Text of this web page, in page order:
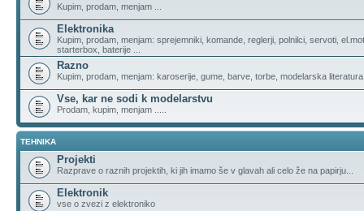
Kupim, prodam, menjam ...
Elektronika
Kupim, prodam, menjam: sprejemniki, komande, reglerji, polnilci, servoti,
starterbox, baterije ...
Razno
Kupim, prodam, menjam: karoserije, gume, barve, torbe, modelarska
Vse, kar ne sodi k modelarstvu
Prodam, kupim, menjam .....
TEHNIKA
Projekti
Razprave o raznih projektih, ki jih imamo še v glavah ali celo že na papirju...
Elektronik
vse o zvezi z elektroniko